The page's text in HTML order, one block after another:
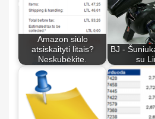
Amazon siūlo
atsiskaityti litais?
Neskubėkite.
BJ -
su